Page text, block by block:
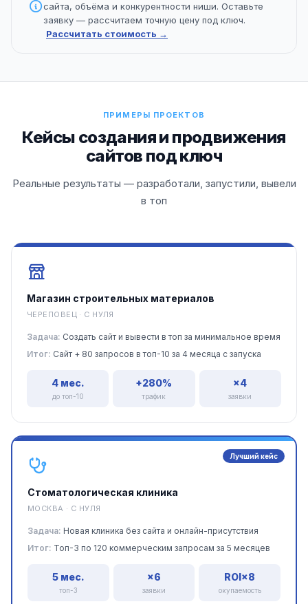
сайта, объёма и конкурентности ниши. Оставьте
заявку — рассчитаем точную цену под ключ.
Рассчитать стоимость →
ПРИМЕРЫ ПРОЕКТОВ
Кейсы создания и продвижения
сайтов под ключ
Реальные результаты — разработали, запустили, вывели
в топ
Магазин строительных материалов
ЧЕРЕПОВЕЦ · С НУЛЯ
Задача: Создать сайт и вывести в топ за минимальное время
Итог: Сайт + 80 запросов в топ-10 за 4 месяца с запуска
4 мес.
до топ-10
+280%
трафик
×4
заявки
Лучший кейс
Стоматологическая клиника
МОСКВА · С НУЛЯ
Задача: Новая клиника без сайта и онлайн-присутствия
Итог: Топ-3 по 120 коммерческим запросам за 5 месяцев
5 мес.
топ-3
×6
заявки
ROI×8
окупаемость